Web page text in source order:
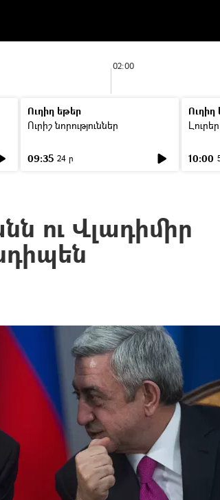
02:00
Ուղիղ եթեր
Ուրիշ նորություններ
09:35 24 ր
Ուղիղ
Լուրեր
10:00
ու Վլադիմիր